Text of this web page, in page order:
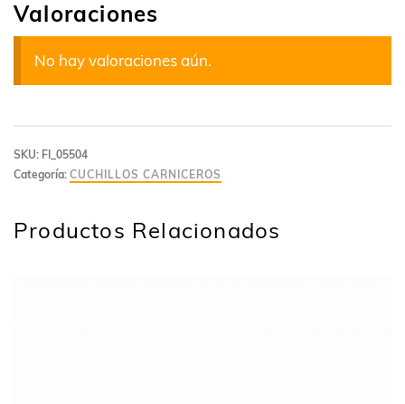
Valoraciones
No hay valoraciones aún.
SKU: FI_05504
Categoría: CUCHILLOS CARNICEROS
Productos Relacionados